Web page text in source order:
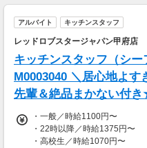
アルバイト キッチンスタッフ
レッドロブスタージャパン甲府店
キッチンスタッフ（シ
M0003040 ＼居心地よ
先輩＆絶品まかない付
・一般／時給1100円〜
・22時以降／時給1375円〜
・高校生／時給1070円〜